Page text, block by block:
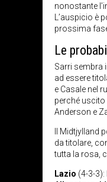
nonostante
L’auspicio è
prossima
Le
Sarri sembra
ad essere
e Casale nel
perché
Anderson e
Il Midtjylland
da titolare,
tutta la rosa,
Lazio (4-3-